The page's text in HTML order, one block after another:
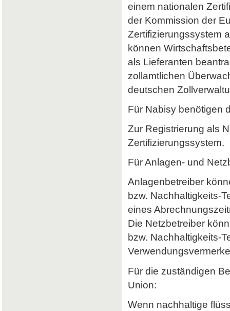
einem nationalen
der Kommission der
Zertifizierungssystem
können
als Lieferanten
zollamtlichen
deutschen
Für Nabisy benötigen
Zur Registrierung als
Zertifizierungssystem.
Für Anlagen- und
Anlagenbetreiber
bzw. Nachhaltigkeits-
eines
Die Netzbetreiber
bzw. Nachhaltigkeits-
Für die zuständigen
Union:
Wenn nachhaltige